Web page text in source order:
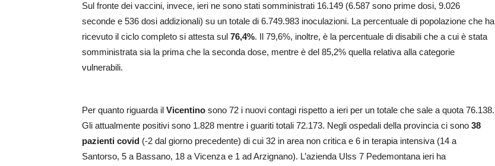
Sul fronte dei vaccini, invece, ieri ne sono stati somministrati 16.149 (6.587 sono prime dosi, 9.026
seconde e 536 dosi addizionali) su un totale di 6.749.983 inoculazioni. La percentuale di popolazione che ha
ricevuto il ciclo completo si attesta sul 76,4%. Il 79,6%, inoltre, è la percentuale di disabili che a cui è stata
somministrata sia la prima che la seconda dose, mentre è del 85,2% quella relativa alla categorie
vulnerabili.
Per quanto riguarda il Vicentino sono 72 i nuovi contagi rispetto a ieri per un totale che sale a quota 76.138.
Gli attualmente positivi sono 1.828 mentre i guariti totali 72.173. Negli ospedali della provincia ci sono 38
pazienti covid (-2 dal giorno precedente) di cui 32 in area non critica e 6 in terapia intensiva (14 a
Santorso, 5 a Bassano, 18 a Vicenza e 1 ad Arzignano). L’azienda Ulss 7 Pedemontana ieri ha